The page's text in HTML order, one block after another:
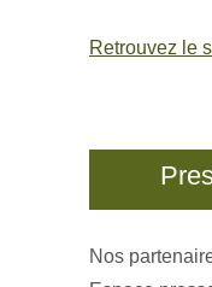
Retrouvez le
Nos